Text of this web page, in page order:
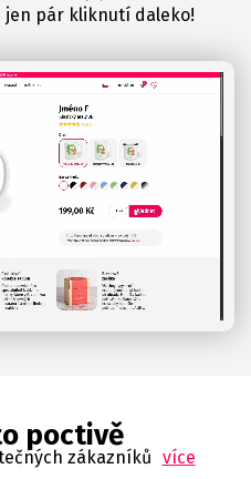
jen pár kliknutí daleko!
poctivě
zákazníků více